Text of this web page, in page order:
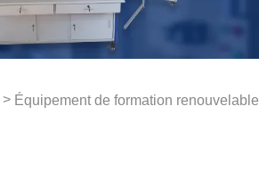
> Équipement de formation renouvelable